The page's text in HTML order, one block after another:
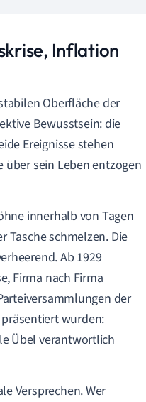
Inflation
Oberfläche der
Bewusstsein: die
Ereignisse stehen
über sein Leben entzogen
innerhalb von Tagen
Tasche schmelzen. Die
Ab 1929
Firma nach Firma
der
wurden:
Übel verantwortlich
Versprechen. Wer